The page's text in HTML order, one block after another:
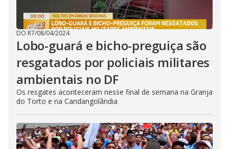
DO R7/08/04/2024
Lobo-guará e bicho-preguiça são
resgatados por policiais militares
ambientais no DF
Os resgates aconteceram nesse final de semana na Granja
do Torto e na Candangolândia